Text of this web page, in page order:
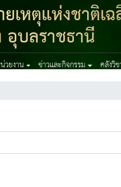
เหตุแห่งชาติเ
บลราชธานี
วยงาน ข่าวและกิจกรรม คลังวิ